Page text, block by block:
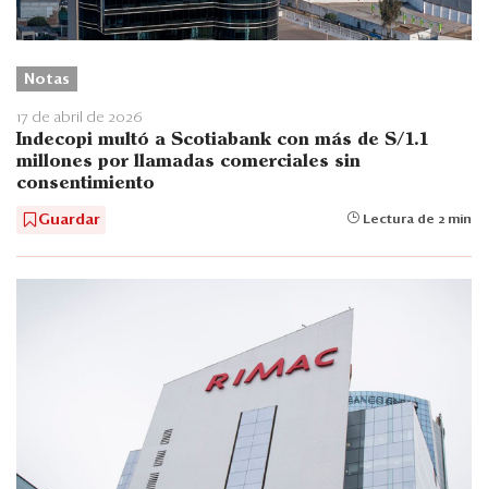
Notas
17 de abril de 2026
Indecopi multó a Scotiabank con más de S/1.1
millones por llamadas comerciales sin
consentimiento
Guardar Lectura de 2 min